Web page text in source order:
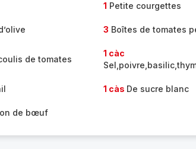
1 Petite courgettes
3 Boîtes de tomates
de tomates
1 càc
1 càs De sucre blanc
de bœuf